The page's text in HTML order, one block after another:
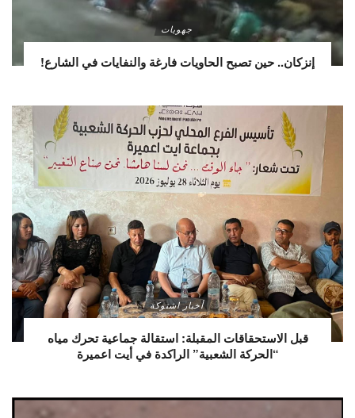
جهويات
إنزكان.. حين تصبح الحاويات فارغة والنفايات في الشارع!
أخبار اشتوكة
قبل الاستحقاقات المقبلة: استقالة جماعية تحرك مياه
“الحركة الشعبية” الراكدة في أيت اعميرة